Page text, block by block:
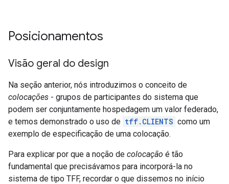
Posicionamentos
Visão geral do design
Na seção anterior, nós introduzimos o conceito de
colocações - grupos de participantes do sistema que
podem ser conjuntamente hospedagem um valor federado,
e temos demonstrado o uso de tff.CLIENTS como um
exemplo de especificação de uma colocação.
Para explicar por que a noção de colocação é tão
fundamental que precisávamos para incorporá-la no
sistema de tipo TFF, recordar o que dissemos no início